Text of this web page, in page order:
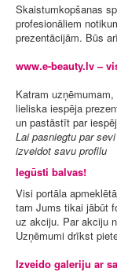
Skaistumkopšanas
profesionāliem
prezentācijām. Būs
www.e-beauty.lv –
Katram
lieliska iespēja
un pastāstīt par
Lai pasniegtu par
izveidot savu profilu
Iegūsti balvas!
Visi portāla
tam Jums tikai jābūt
uz akciju. Par akciju
Uzņēmumi drīkst
Izveido galeriju ar